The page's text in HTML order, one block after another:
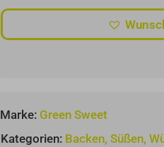
Marke: Green Sweet
Kategorien: Backen, Süßen,